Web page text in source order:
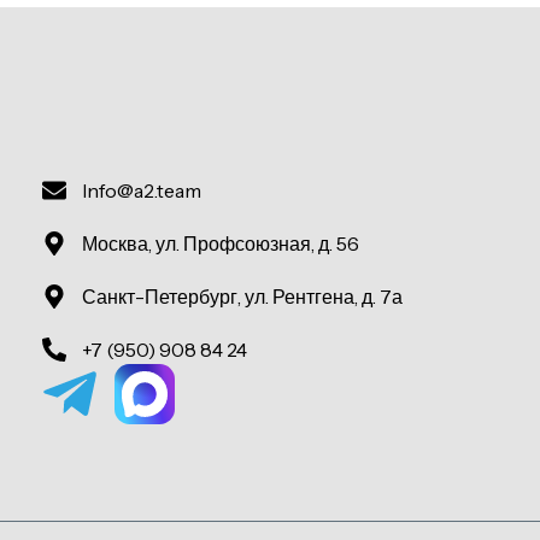
Info@a2.team
Москва, ул. Профсоюзная, д. 56
Санкт-Петербург, ул. Рентгена, д. 7а
+7 (950) 908 84 24